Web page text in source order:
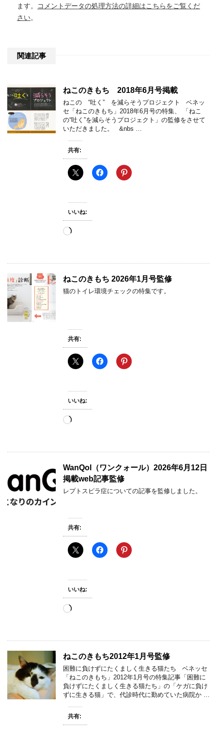
ます。
コメントデータの処理方法の詳細はこちらをご覧くだ
さい。
関連記事
ねこのきもち 2018年6月号掲載
ねこの “吐く” を減らそうプロジェクト ベネッ
セ「ねこのきもち」2018年6月号の特集、 「ねこ
の“吐く”を減らそうプロジェクト」の監修をさせて
いただきました。 &nbs …
共有:
いいね:
読
み
ねこのきもち 2026年1月号監修
猫のトイレ環境チェックの特集です。
共有:
いいね:
読
み
WanQol（ワンクォール）2026年6月12日
掲載web記事監修
レプトスピラ症についての記事を監修しました。
共有:
いいね:
読
み
ねこのきもち2012年1月号監修
困難に負けずにたくましく生きる猫たち ベネッセ
「ねこのきもち」2012年1月号の特集記事「困難に
負けずにたくましく生きる猫たち」の「ケガに負け
ずに生きる猫」で、代診時代に勤めていた病院か …
共有: